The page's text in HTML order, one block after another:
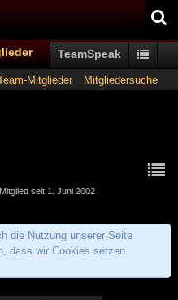
TeamSpeak
Mitglieder Mitgliedersuche
Mitglied seit 1. Juni 2002
die Nutzung unserer Seite
dass wir Cookies setzen.